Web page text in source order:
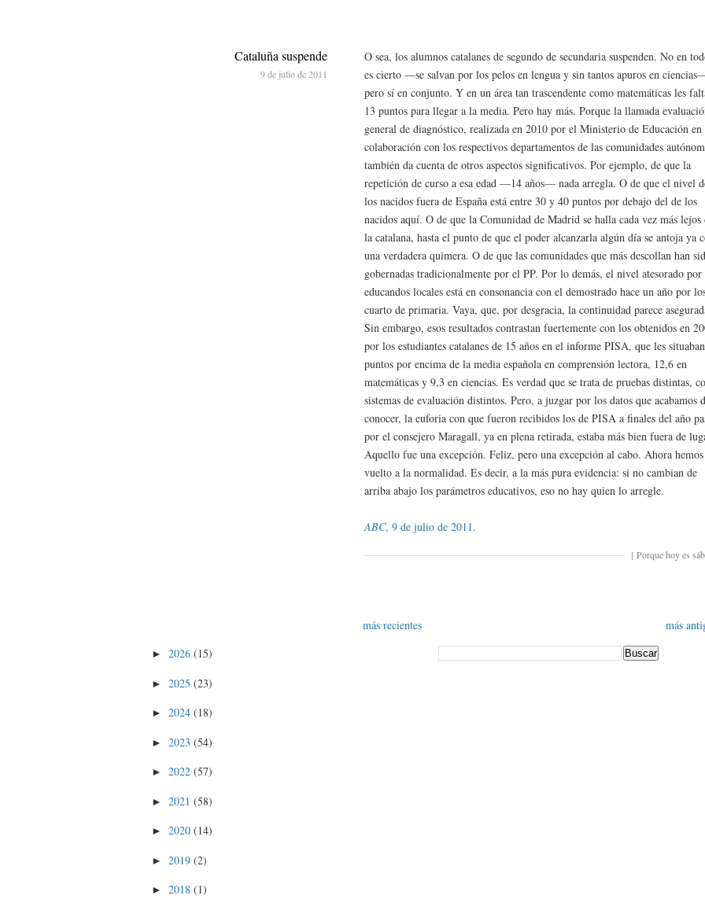
O sea, los alumnos catalanes de segundo de secundaria suspenden. No en
es cierto —se salvan por los pelos en lengua y sin tantos apuros en
pero sí en conjunto. Y en un área tan trascendente como matemáticas les
13 puntos para llegar a la media. Pero hay más. Porque la llamada
general de diagnóstico, realizada en 2010 por el Ministerio de Educación en
colaboración con los respectivos departamentos de las comunidades
también da cuenta de otros aspectos significativos. Por ejemplo, de que la
repetición de curso a esa edad —14 años— nada arregla. O de que el nivel
los nacidos fuera de España está entre 30 y 40 puntos por debajo del de los
nacidos aquí. O de que la Comunidad de Madrid se halla cada vez más lejos
la catalana, hasta el punto de que el poder alcanzarla algún día se antoja ya
una verdadera quimera. O de que las comunidades que más descollan han
gobernadas tradicionalmente por el PP. Por lo demás, el nivel atesorado por
educandos locales está en consonancia con el demostrado hace un año por
cuarto de primaria. Vaya, que, por desgracia, la continuidad parece
Sin embargo, esos resultados contrastan fuertemente con los obtenidos en
por los estudiantes catalanes de 15 años en el informe PISA, que les
puntos por encima de la media española en comprensión lectora, 12,6 en
matemáticas y 9,3 en ciencias. Es verdad que se trata de pruebas distintas,
sistemas de evaluación distintos. Pero, a juzgar por los datos que acabamos
conocer, la euforia con que fueron recibidos los de PISA a finales del año
por el consejero Maragall, ya en plena retirada, estaba más bien fuera de
Aquello fue una excepción. Feliz, pero una excepción al cabo. Ahora hemos
vuelto a la normalidad. Es decir, a la más pura evidencia: si no cambian de
arriba abajo los parámetros educativos, eso no hay quien lo arregle.
ABC, 9 de julio de 2011.
[Porque hoy es
Cataluña suspende
9 de julio de 2011
más recientes más
►2026(15)
►2025(23)
►2024(18)
►2023(54)
►2022(57)
►2021(58)
►2020(14)
►2019(2)
►2018(1)